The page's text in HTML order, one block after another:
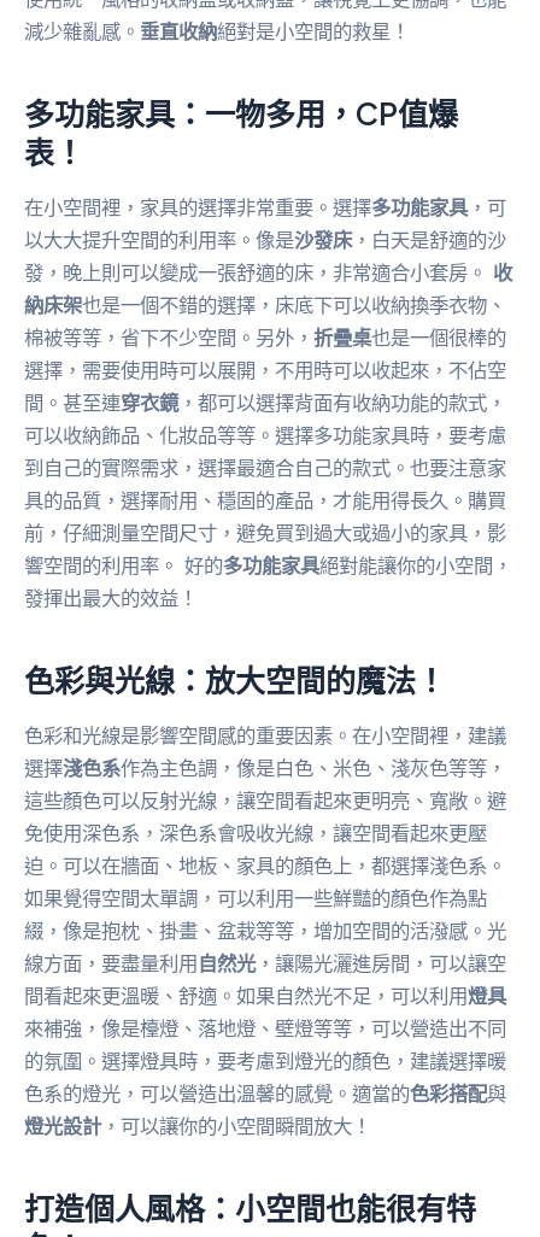
減少雜亂感。 垂直收納絕對是小空間的救星！
多功能家具：一物多用，CP值爆
表！
在小空間裡，家具的選擇非常重要。選擇多功能家具，可
以大大提升空間的利用率。像是沙發床，白天是舒適的沙
發，晚上則可以變成一張舒適的床，非常適合小套房。 收
納床架也是一個不錯的選擇，床底下可以收納換季衣物、
棉被等等，省下不少空間。另外， 折疊桌也是一個很棒的
選擇，需要使用時可以展開，不用時可以收起來，不佔空
間。甚至連穿衣鏡，都可以選擇背面有收納功能的款式，
可以收納飾品、化妝品等等。選擇多功能家具時，要考慮
到自己的實際需求，選擇最適合自己的款式。也要注意家
具的品質，選擇耐用、穩固的產品，才能用得長久。購買
前，仔細測量空間尺寸，避免買到過大或過小的家具，影
響空間的利用率。 好的多功能家具絕對能讓你的小空間，
發揮出最大的效益！
色彩與光線：放大空間的魔法！
色彩和光線是影響空間感的重要因素。在小空間裡，建議
選擇淺色系作為主色調，像是白色、米色、淺灰色等等，
這些顏色可以反射光線，讓空間看起來更明亮、寬敞。避
免使用深色系，深色系會吸收光線，讓空間看起來更壓
迫。可以在牆面、地板、家具的顏色上，都選擇淺色系。
如果覺得空間太單調，可以利用一些鮮豔的顏色作為點
綴，像是抱枕、掛畫、盆栽等等，增加空間的活潑感。光
線方面，要盡量利用 自然光，讓陽光灑進房間，可以讓空
間看起來更溫暖、舒適。如果自然光不足，可以利用燈具
來補強，像是檯燈、落地燈、壁燈等等，可以營造出不同
的氛圍。選擇燈具時，要考慮到燈光的顏色，建議選擇暖
色系的燈光，可以營造出溫馨的感覺。適當的色彩搭配與
燈光設計，可以讓你的小空間瞬間放大！
打造個人風格：小空間也能很有特